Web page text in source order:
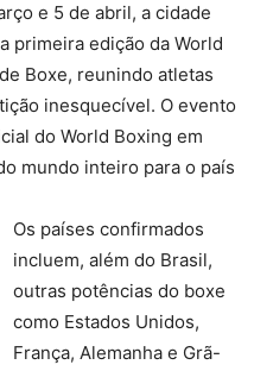
e 5 de abril, a cidade
primeira edição da World
Boxe, reunindo atletas
inesquecível. O evento
do World Boxing em
mundo inteiro para o país
Os países confirmados
incluem, além do Brasil,
outras potências do boxe
como Estados Unidos,
França, Alemanha e Grã-